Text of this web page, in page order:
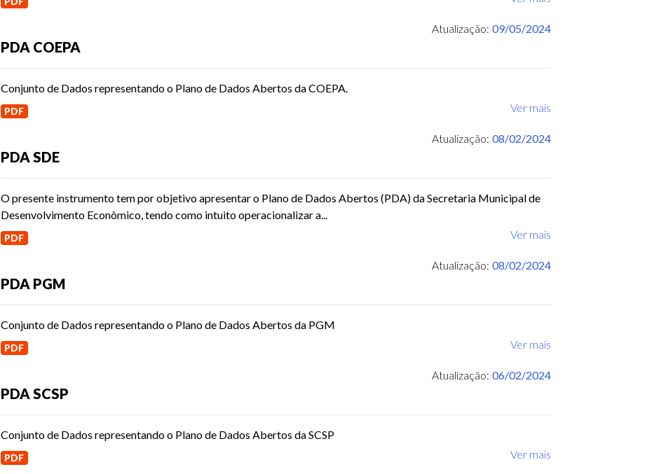
Atualização: 09/05/2024
PDA COEPA
Conjunto de Dados representando o Plano de Dados Abertos da COEPA.
Ver mais
PDF
Atualização: 08/02/2024
PDA SDE
O presente instrumento tem por objetivo apresentar o Plano de Dados Abertos (PDA) da Secretaria Municipal de
Desenvolvimento Econômico, tendo como intuito operacionalizar a...
Ver mais
PDF
Atualização: 08/02/2024
PDA PGM
Conjunto de Dados representando o Plano de Dados Abertos da PGM
Ver mais
PDF
Atualização: 06/02/2024
PDA SCSP
Conjunto de Dados representando o Plano de Dados Abertos da SCSP
Ver mais
PDF